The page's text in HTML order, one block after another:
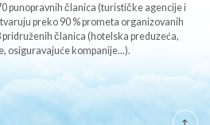
punopravnih članica (turističke agencije i
preko 90 % prometa organizovanih
članica (hotelska preduzeća,
osiguravajuće kompanije...).